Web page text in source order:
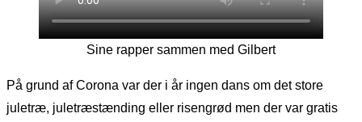
Sine rapper sammen med Gilbert
På grund af Corona var der i år ingen dans om det store
juletræ, juletræstænding eller risengrød men der var gratis